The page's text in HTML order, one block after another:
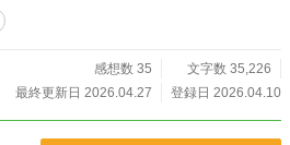
感想数 35
文字数 35,226
最終更新日 2026.04.27
登録日 2026.04.10